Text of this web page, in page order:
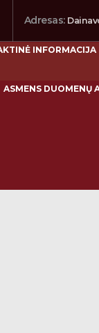
Adresas:
INFORMACIJA
ASMENS DUOMENŲ